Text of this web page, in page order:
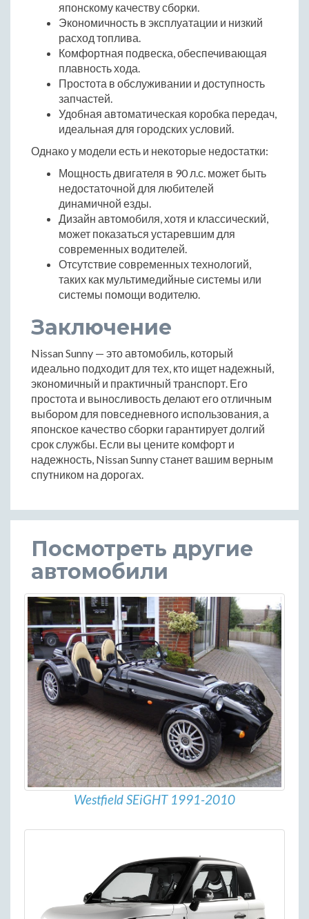
японскому качеству сборки.
Экономичность в эксплуатации и низкий
расход топлива.
Комфортная подвеска, обеспечивающая
плавность хода.
Простота в обслуживании и доступность
запчастей.
Удобная автоматическая коробка передач,
идеальная для городских условий.
Однако у модели есть и некоторые недостатки:
Мощность двигателя в 90 л.с. может быть
недостаточной для любителей
динамичной езды.
Дизайн автомобиля, хотя и классический,
может показаться устаревшим для
современных водителей.
Отсутствие современных технологий,
таких как мультимедийные системы или
системы помощи водителю.
Заключение
Nissan Sunny — это автомобиль, который
идеально подходит для тех, кто ищет надежный,
экономичный и практичный транспорт. Его
простота и выносливость делают его отличным
выбором для повседневного использования, а
японское качество сборки гарантирует долгий
срок службы. Если вы цените комфорт и
надежность, Nissan Sunny станет вашим верным
спутником на дорогах.
Посмотреть другие
автомобили
Westfield SEiGHT 1991-2010